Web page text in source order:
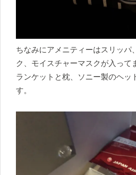
ちなみにアメニティーはスリッパ
ク、モイスチャーマスクが入って
ランケットと枕、ソニー製のヘッ
す。